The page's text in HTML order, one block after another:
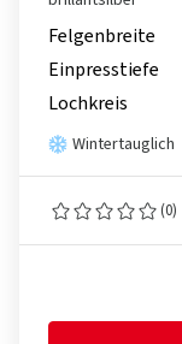
Felgenbreite
Einpresstiefe
Lochkreis
Wintertauglich
(0)